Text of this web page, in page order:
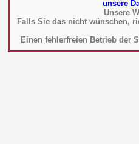
unsere
Unsere
Falls Sie das nicht wünschen,
Einen fehlerfreien Betrieb der